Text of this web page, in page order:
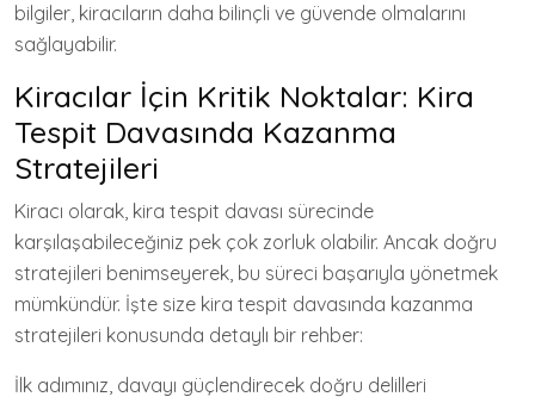
bilgiler, kiracıların daha bilinçli ve güvende olmalarını
sağlayabilir.
Kiracılar İçin Kritik Noktalar: Kira
Tespit Davasında Kazanma
Stratejileri
Kiracı olarak, kira tespit davası sürecinde
karşılaşabileceğiniz pek çok zorluk olabilir. Ancak doğru
stratejileri benimseyerek, bu süreci başarıyla yönetmek
mümkündür. İşte size kira tespit davasında kazanma
stratejileri konusunda detaylı bir rehber:
İlk adımınız, davayı güçlendirecek doğru delilleri